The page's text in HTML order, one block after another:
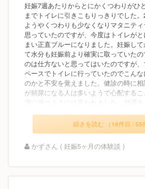
妊娠7週あたりからとにかくつわりがひ
までトイレに引きこもりっきりでした
ようやくつわりも少なくなりマタニテ
思っていたのですが、今度はトイレが
まい正直ブルーになりました。妊娠し
て水分も妊娠前より確実に取っていた
のは仕方ないと思ってはいたのですが
ペースでトイレに行っていたのでこん
のかと不安を覚えました。健診の時に
が頻尿になる人は多いようで心配する
潔に保つようには言われました。25週あ
続きを読む （18件目 / 55
かずさん ( 妊娠5ヶ月の体験談 )